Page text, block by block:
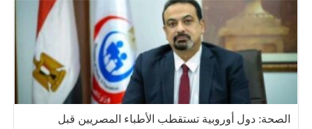
الصحة: دول أوروبية تستقطب الأطباء المصريين قبل